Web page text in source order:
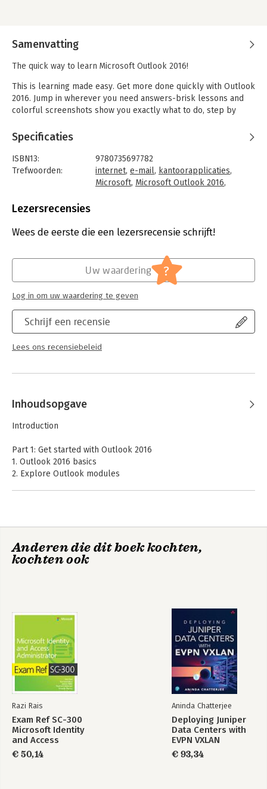
Samenvatting
The quick way to learn Microsoft Outlook 2016!
This is learning made easy. Get more done quickly with Outlook
2016. Jump in wherever you need answers-brisk lessons and
colorful screenshots show you exactly what to do, step by
- Get easy-to-follow guidance from a certified Microsoft Office
Specialist Master
- Learn and practice new skills while working with sample
content, or look up specific procedures
- Organize your Inbox to stay in control of everything that
matters
- Schedule appointments, events, and meetings
- Organize contact records and link to information from social
- Track tasks for yourself and assign tasks to other people
- Enhance message content and manage email security
Specificaties
ISBN13:
9780735697782
Trefwoorden:
internet, e-mail, kantoorapplicaties,
Microsoft, Microsoft Outlook 2016,
Taal:
Aantal pagina's:
574
Verschijningsdatum:
16-2-2016
Hoofdrubriek:
Serie:
Step by Step (Microsoft Press)
Lezersrecensies
Wees de eerste die een lezersrecensie schrijft!
Schrijf een recensie
Lees ons recensiebeleid
Uw waardering ?
Log in om uw waardering te geven
Inhoudsopgave
Introduction
Part 1: Get started with Outlook 2016
1. Outlook 2016 basics
2. Explore Outlook modules
6. Organize your Inbox
Part 4: Manage appointments and tasks
10. Manage your calendar
11. Track tasks
Part 5: Maximize efficiency
12. Manage window elements
13. Customize Outlook options
Appendix A: Get connected
Appendix B: Keyboard shortcuts
Glossary
Anderen die dit boek kochten,
kochten ook
Razi Rais
Exam Ref SC-300
Microsoft Identity
and Access
Administrator
€ 50,14
Aninda Chatterjee
Deploying Juniper
Data Centers with
EVPN VXLAN
€ 93,34